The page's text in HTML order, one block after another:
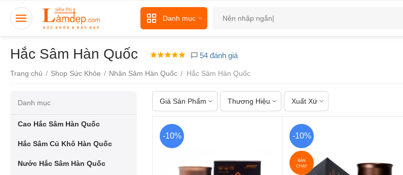
Danh mục
Hắc Sâm Hàn Quốc 54 đánh giá
Trang chủ / Shop Sức Khỏe / Nhân Sâm Hàn Quốc / Hắc Sâm Hàn Quốc
Giá Sản Phẩm Thương Hiệu Xuất Xứ
-10% -10%
BÁN
CHẠY
Danh mục
Cao Hắc Sâm Hàn Quốc
Hắc Sâm Củ Khô Hàn Quốc
Nước Hắc Sâm Hàn Quốc